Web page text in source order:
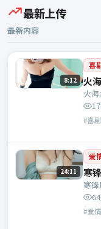
最新上传
最新内容
8:12
喜
火
火
的抉
·塔
#喜
24:11
爱
寒
寒
的抉
迅、
#爱